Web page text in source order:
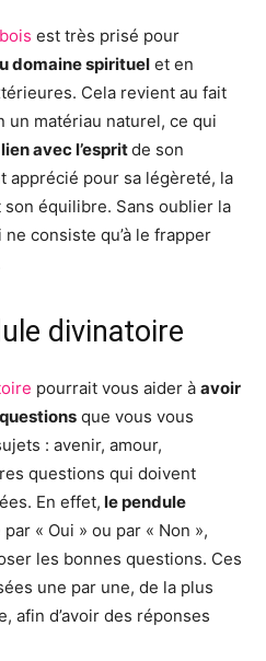
est très prisé pour
domaine spirituel et en
Cela revient au fait
un matériau naturel, ce qui
avec l’espritde son
apprécié pour sa légèreté, la
équilibre. Sans oublier la
consiste qu’à le frapper
divinatoire
pourrait vous aider à avoir
que vous vous
: avenir, amour,
questions qui doivent
En effet, le pendule
« Oui » ou par « Non »,
les bonnes questions. Ces
une par une, de la plus
afin d’avoir des réponses